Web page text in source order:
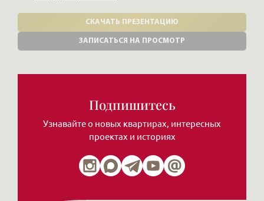
СКАЧАТЬ ПРЕЗЕНТАЦИЮ
ЗАПИСАТЬСЯ НА ПРОСМОТР
Подпишитесь
Узнавайте о новых квартирах, интересных
проектах и историях